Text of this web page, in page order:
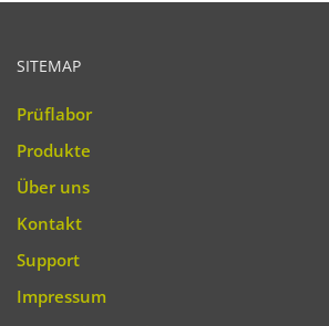
SITEMAP
Prüflabor
Produkte
Über uns
Kontakt
Support
Impressum